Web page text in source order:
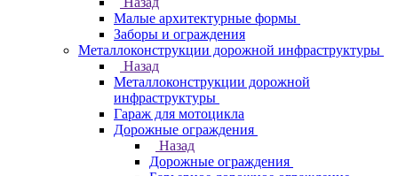
Малые архитектурные формы
Заборы и ограждения
Металлоконструкции дорожной инфраструктуры
Назад
Металлоконструкции дорожной
инфраструктуры
Гараж для мотоцикла
Дорожные ограждения
Назад
Дорожные ограждения